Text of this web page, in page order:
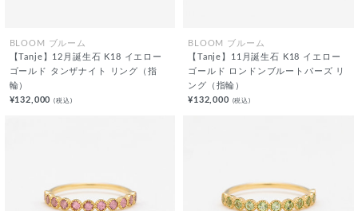
BLOOM ブルーム
【Tanje】12月誕生石 K18 イエロー
ゴールド タンザナイト リング（指
輪）
¥132,000(税込)
BLOOM ブルーム
【Tanje】11月誕生石 K18 イエロー
ゴールド ロンドンブルートパーズ リ
ング（指輪）
¥132,000 (税込)